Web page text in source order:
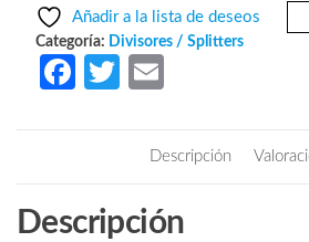
$3,361.68.$2,235.52.
Video
HDMI
y
Añadir a la lista de deseos
Categoría: Divisores / Splitters
Fa
o
T
itt
ail
Descripción
Descripción